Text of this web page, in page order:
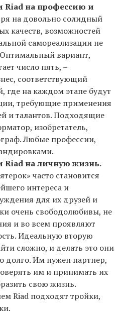
на профессию и
на довольно солидный
качеств, возможностей
самореализации не
вариант,
число пять, –
соответствующий
где на каждом этапе будут
требующие применения
и талантов. Подходящие
изобретатель,
Любые профессии,
на личную жизнь.
часто становится
интереса и
для их друзей и
очень свободолюбивы, не
и во всем проявляют
Идеальную вторую
сложно, и делать это они
долго. Им нужен партнер,
им и принимать их
свою жизнь.
Riad подходят тройки,